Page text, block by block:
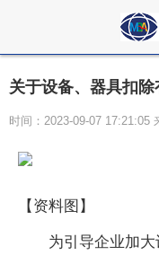
关于设备、器具扣
时间：2023-09-07 17:21:05
【资料图】
为引导企业加